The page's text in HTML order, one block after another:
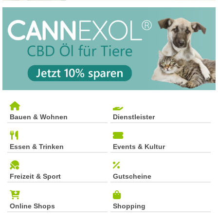
Bauen & Wohnen Dienstleister
Essen & Trinken Events & Kultur
Freizeit & Sport Gutscheine
Online Shops Shopping